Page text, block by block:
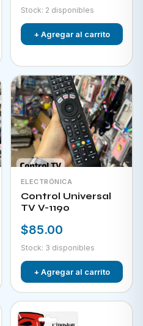
Stock: 2 disponibles
+ Agregar al carrito
ELECTRÓNICA
Control Universal
TV V-1190
$85.00
Stock: 3 disponibles
+ Agregar al carrito